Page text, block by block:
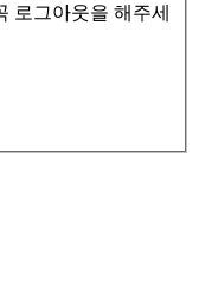
로그아웃을 해주세